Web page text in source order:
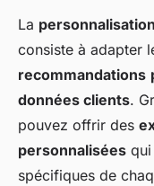
La personnalisation
consiste à adapter
recommandations
données clients.
pouvez offrir des
personnalisées
spécifiques de